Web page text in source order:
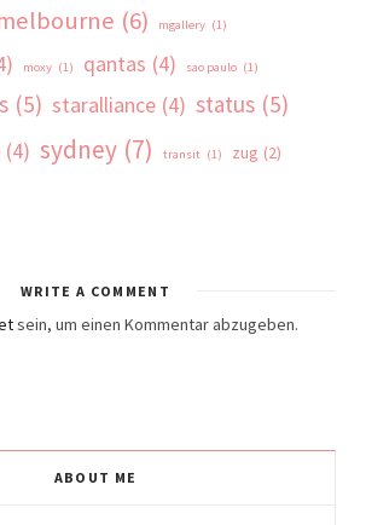
(6) mgallery (1)
moxy (1) qantas (4) sao paulo (1)
(5) staralliance (4) status (5)
(4) sydney (7) transit (1) zug (2)
WRITE A COMMENT
sein, um einen Kommentar abzugeben.
ABOUT ME